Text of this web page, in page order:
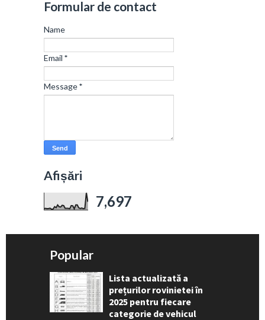
Formular de contact
Name
Email *
Message*
Afișări
7,697
Popular
Lista actualizată a
prețurilor rovinietei în
2025 pentru fiecare
categorie de vehicul